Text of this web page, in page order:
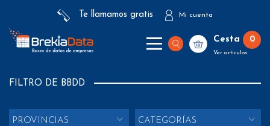
Te llamamos gratis Mi cuenta
Cesta 0
Ver artículos
FILTRO DE BBDD
PROVINCIAS CATEGORÍAS